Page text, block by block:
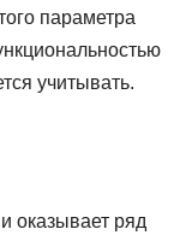
параметра
учитывать.
оказывает ряд